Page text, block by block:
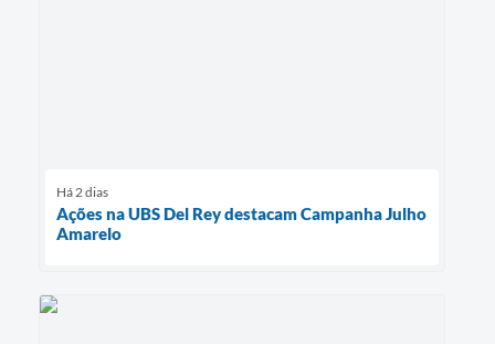
Há 2 dias
Ações na UBS Del Rey destacam Campanha Julho
Amarelo